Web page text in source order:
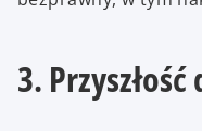
3.